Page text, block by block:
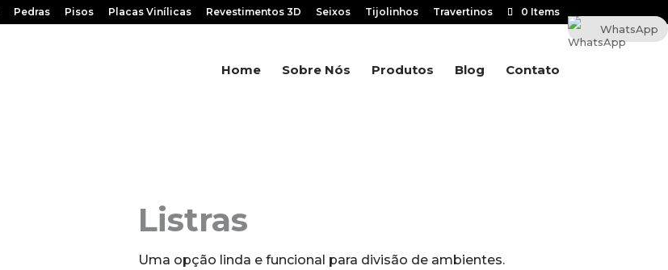
Pedras Pisos Placas Vinílicas Revestimentos 3D Seixos Tijolinhos Travertinos 0 Items
Home Sobre Nós Produtos Blog Contato
Listras
Uma opção linda e funcional para divisão de ambientes.
WhatsApp